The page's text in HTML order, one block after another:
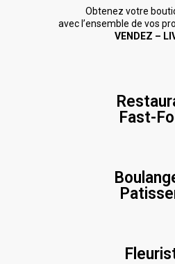
Obtenez votre
avec l’ensemble de vos
VENDEZ –
Fast-